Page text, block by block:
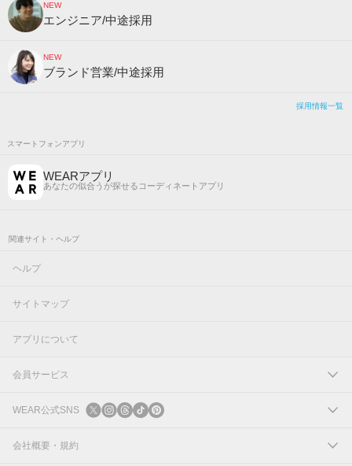
NEW
エンジニア/中途採用
NEW
ブランド営業/中途採用
採用情報一覧
スマートフォンアプリ
WEARアプリ
あなたの似合うが探せるコーディネートアプリ
関連サイト・ヘルプ
ヘルプ
サイトマップ
アプリについて
会員サービス
ログイン
新規会員登録
WEAR公式SNS
X
会社概要・規約